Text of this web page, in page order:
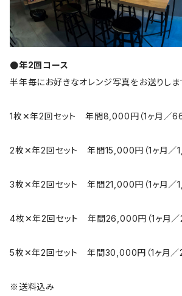
●年2回コース
半年毎にお好きなオレンジ写真をお送りしま
1枚✕年2回セット 年間8,000円（1ヶ月／
2枚✕年2回セット 年間15,000円（1ヶ月／
3枚✕年2回セット 年間21,000円（1ヶ月／
4枚✕年2回セット 年間26,000円（1ヶ月／
5枚✕年2回セット 年間30,000円（1ヶ月／
※送料込み